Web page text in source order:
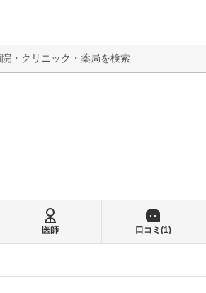
検索
医師 口コミ(1)